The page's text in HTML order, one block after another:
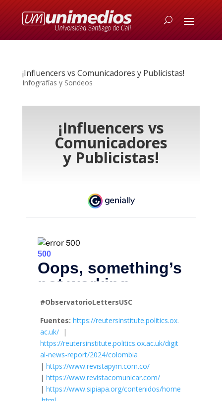
¡Influencers vs Comunicadores y Publicistas!
Infografías y Sondeos
¡Influencers vs
Comunicadores
y Publicistas!
#ObservatorioLettersUSC
Fuentes: https://reutersinstitute.politics.ox.
ac.uk/|
https://reutersinstitute.politics.ox.ac.uk/digit
al-news-report/2024/colombia
| https://www.revistapym.com.co/
| https://www.revistacomunicar.com/
| https://www.sipiapa.org/contenidos/home